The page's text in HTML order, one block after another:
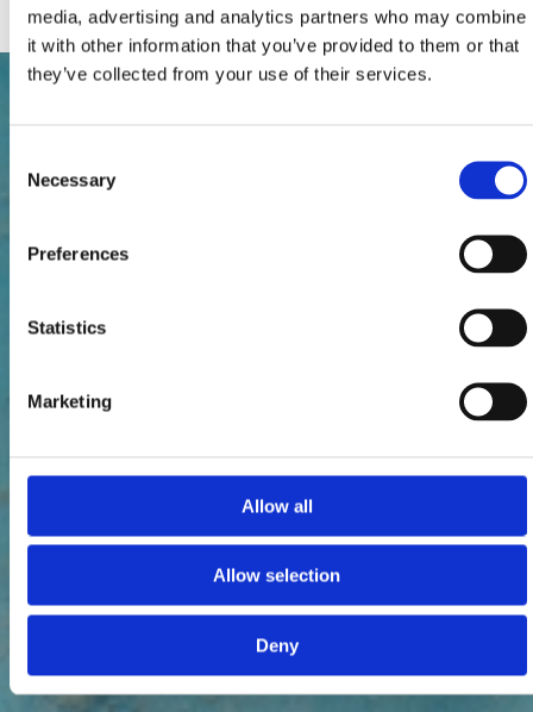
media, advertising and analytics partners who may combine
it with other information that you’ve provided to them or that
they’ve collected from your use of their services.
Selection
Necessary
Preferences
Statistics
Marketing
Allow all
Allow selection
Deny